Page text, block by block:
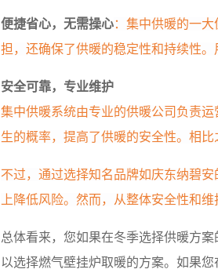
便捷省心，无需操心：集中供暖的一
担，还确保了供暖的稳定性和持续性
安全可靠，专业维护
集中供暖系统由专业的供暖公司负责
生的概率，提高了供暖的安全性。相
不过，通过选择知名品牌如庆东纳碧
上降低风险。然而，从整体安全性和
总体看来，您如果在冬季选择供暖方
以选择燃气壁挂炉取暖的方案。如果